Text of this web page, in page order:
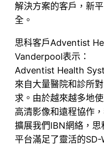
解決方案的客戶，新
全。
思科客戶Adventist
Vanderpool表示：
Adventist Health
來自大量醫院和診所
求。由於越來越多地
高清影像和遠程協作
擴展我們IBN網絡，
平台滿足了靈活的